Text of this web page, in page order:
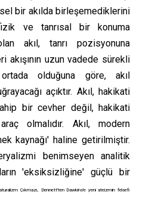
bir akılda birleşemediklerini
ve tanrısal bir konuma
akıl, tanrı pozisyonuna
uzun vadede sürekli
olduğuna göre, akıl
açıktır. Akıl, hakikati
bir cevher değil, hakikati
olmalıdır. Akıl, modern
kaynağı' haline getirilmiştir.
benimseyen analitik
'eksiksizliğine' güçlü bir
Çıkmazı, Dennett'ten Dawkins'e yeni ateizmin felsefi